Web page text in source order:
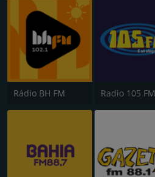
Rádio BH FM Radio 105 FM